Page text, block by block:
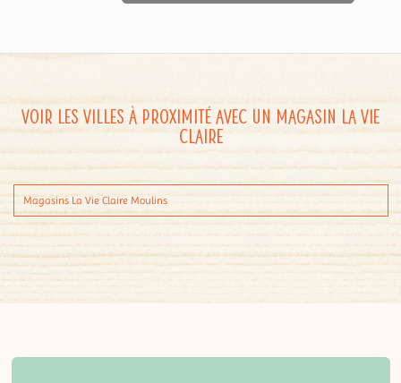
Voir les villes à proximité avec un magasin La Vie
Claire
Magasins La Vie Claire Moulins